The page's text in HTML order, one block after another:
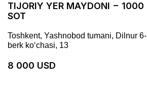
TIJORIY YER MAYDONI − 1000
SOT
Toshkent, Yashnobod tumani, Dilnur 6-
berk koʻchasi, 13
8 000 USD